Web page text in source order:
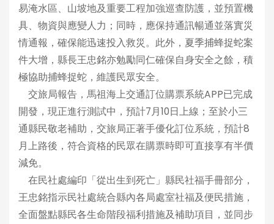
易淹水區、山坡地及重要工程加強巡查防護，並預置機
具、物資與應變人力；同時，應保持通訊暢通並落實災
情通報，確保能迅速投入救災。此外，夏季捕蜂捉蛇案
件大增，縣長王忠銘亦勉勵同仁確保自身安全之餘，積
極協助捕蜂捉蛇，維護民眾安全。
交旅局報告，馬祖海上交通訂位購票系統APP已完成
開發，現正進行測試中，預計7月10日上線；至於小三
通縣民敬老補助，交旅局正著手優化訂位系統，預計8
月上路後，符合資格的民眾在購票時即可直接享有半價
減免。
在民社處編印「從出生到死亡」縣民社福手冊部分，
王忠銘指示民社處統合縣內各局處室社福及便民措施，
全面盤點縣民各生命階段福利措施及補助項目，並同步